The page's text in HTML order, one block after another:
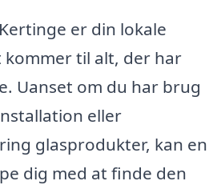
er din lokale
til alt, der har
Uanset om du har brug
eller
glasprodukter, kan en
dig med at finde den